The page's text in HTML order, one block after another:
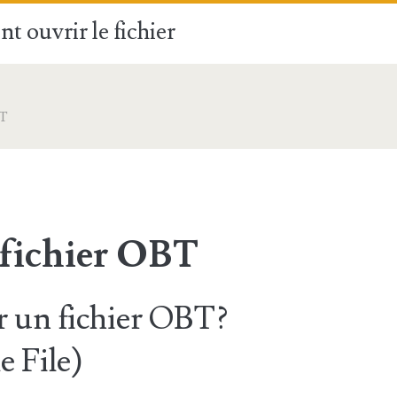
ouvrir le fichier
OBT
fichier OBT?
File)